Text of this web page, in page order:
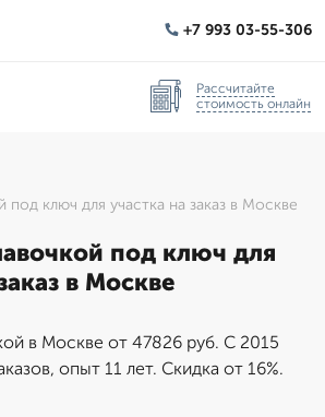
+7 993 03-55-306
Рассчитайте
стоимость онлайн
под ключ для участка на заказ в Москве
под ключ для
в Москве
в Москве от 47826 руб. С 2015
опыт 11 лет. Скидка от 16%.